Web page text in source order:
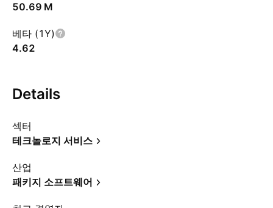
‪50.69 M‬
베타 (1Y)
4.62
Details
섹터
테크놀로지 서비스
산업
패키지 소프트웨어